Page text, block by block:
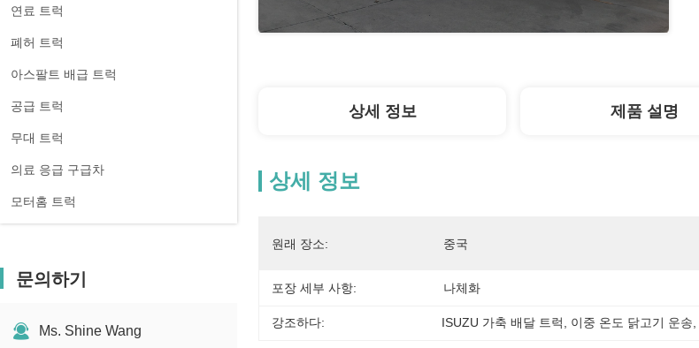
연료 트럭
폐허 트럭
아스팔트 배급 트럭
공급 트럭
무대 트럭
의료 응급 구급차
모터홈 트럭
문의하기
Ms. Shine Wang
상세 정보 제품 설명
상세 정보
원래 장소: 중국
포장 세부 사항: 나체화
강조하다: ISUZU 가축 배달 트럭 이중 온도 닭고기 운송